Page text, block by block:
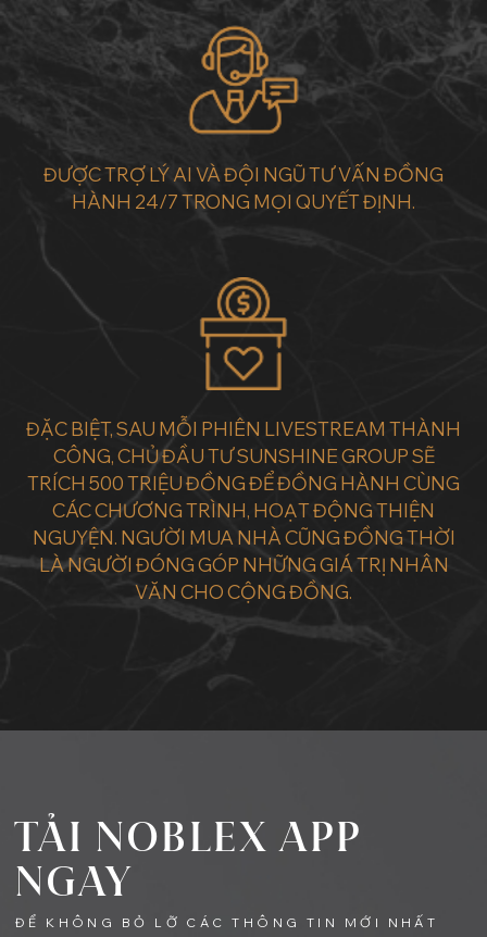
ĐƯỢC TRỢ LÝ AI VÀ ĐỘI NGŨ TƯ VẤN ĐỒNG
HÀNH 24/7 TRONG MỌI QUYẾT ĐỊNH.
ĐẶC BIỆT, SAU MỖI PHIÊN LIVESTREAM THÀNH
CÔNG, CHỦ ĐẦU TƯ SUNSHINE GROUP SẼ
TRÍCH 500 TRIỆU ĐỒNG ĐỂ ĐỒNG HÀNH CÙNG
CÁC CHƯƠNG TRÌNH, HOẠT ĐỘNG THIỆN
NGUYỆN. NGƯỜI MUA NHÀ CŨNG ĐỒNG THỜI
LÀ NGƯỜI ĐÓNG GÓP NHỮNG GIÁ TRỊ NHÂN
VĂN CHO CỘNG ĐỒNG.
TẢI NOBLEX APP
NGAY
ĐỂ KHÔNG BỎ LỠ CÁC THÔNG TIN MỚI NHẤT